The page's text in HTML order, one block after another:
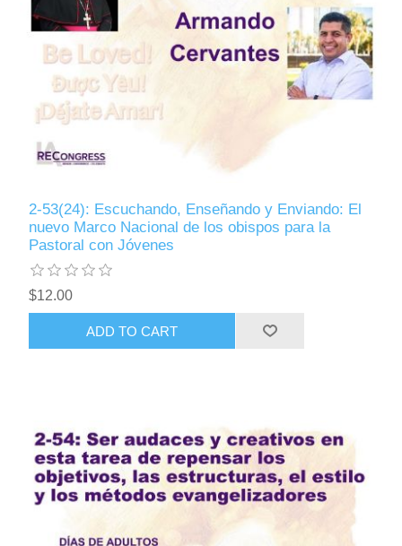
2-53(24): Escuchando, Enseñando y Enviando: El
nuevo Marco Nacional de los obispos para la
Pastoral con Jóvenes
$12.00
ADD TO CART